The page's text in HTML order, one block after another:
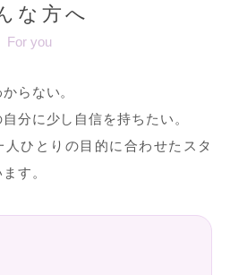
な方へ
For you
らない。
分に少し自信を持ちたい。
ひとりの目的に合わせたスタ
す。